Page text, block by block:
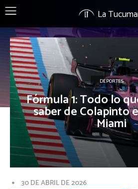
La
DEPORTES
Fórmula 1: Todo lo
saber de Colapinto
Miami
30 DE ABRIL DE 2026